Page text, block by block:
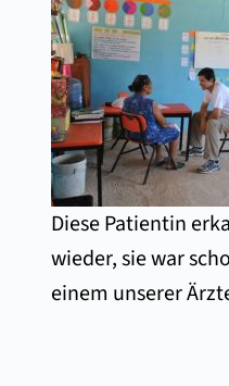
Diese Patientin
wieder, sie war
einem unserer